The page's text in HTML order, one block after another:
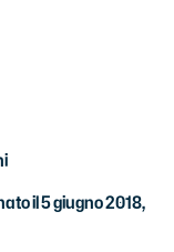
il 5 giugno 2018,